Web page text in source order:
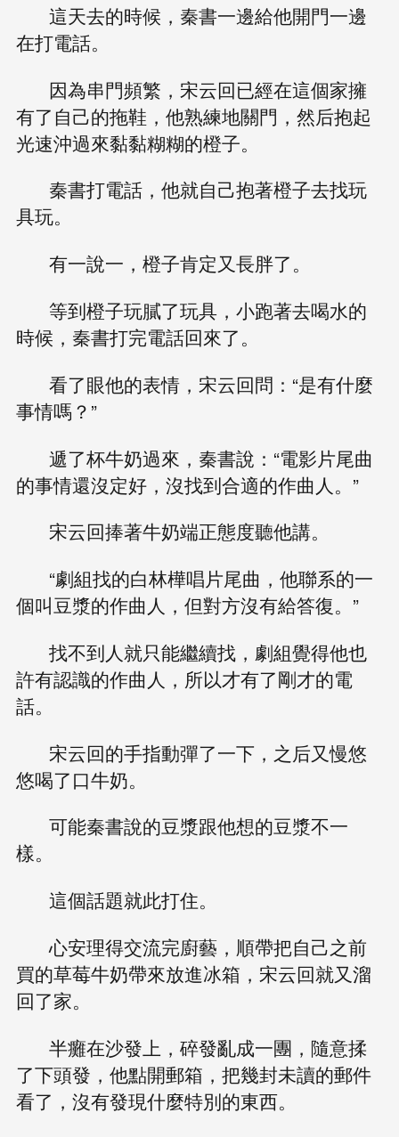
這天去的時候，秦書一邊給他開門一邊
在打電話。
因為串門頻繁，宋云回已經在這個家擁
有了自己的拖鞋，他熟練地關門，然后抱起
光速沖過來黏黏糊糊的橙子。
秦書打電話，他就自己抱著橙子去找玩
具玩。
有一說一，橙子肯定又長胖了。
等到橙子玩膩了玩具，小跑著去喝水的
時候，秦書打完電話回來了。
看了眼他的表情，宋云回問：“是有什麼
事情嗎？”
遞了杯牛奶過來，秦書說：“電影片尾曲
的事情還沒定好，沒找到合適的作曲人。”
宋云回捧著牛奶端正態度聽他講。
“劇組找的白林樺唱片尾曲，他聯系的一
個叫豆漿的作曲人，但對方沒有給答復。”
找不到人就只能繼續找，劇組覺得他也
許有認識的作曲人，所以才有了剛才的電
話。
宋云回的手指動彈了一下，之后又慢悠
悠喝了口牛奶。
可能秦書說的豆漿跟他想的豆漿不一
樣。
這個話題就此打住。
心安理得交流完廚藝，順帶把自己之前
買的草莓牛奶帶來放進冰箱，宋云回就又溜
回了家。
半癱在沙發上，碎發亂成一團，隨意揉
了下頭發，他點開郵箱，把幾封未讀的郵件
看了，沒有發現什麼特別的東西。